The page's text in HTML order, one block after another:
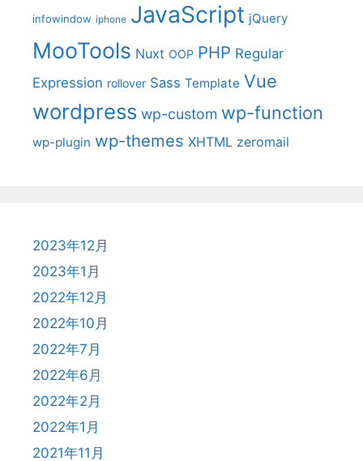
infowindow iphone JavaScript jQuery
MooTools Nuxt OOP PHP Regular
Expression rollover Sass Template Vue
wordpress wp-custom wp-function
wp-plugin wp-themes XHTML zeromail
2023年12月
2023年1月
2022年12月
2022年10月
2022年7月
2022年6月
2022年2月
2022年1月
2021年11月